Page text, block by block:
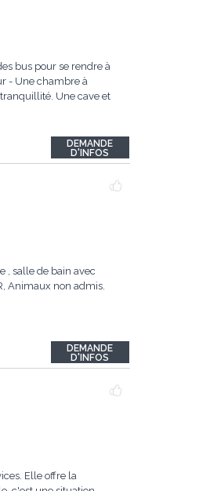
bus pour se rendre à
- Une chambre à
Une cave et
DEMANDE
D'INFOS
, salle de bain avec
Animaux non admis.
DEMANDE
D'INFOS
Elle offre la